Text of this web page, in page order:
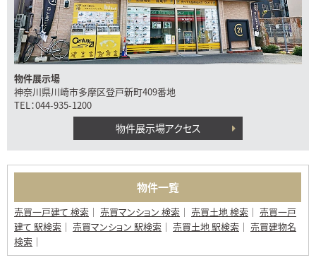
物件展示場
神奈川県川崎市多摩区登戸新町409番地
TEL：044-935-1200
物件展示場アクセス
物件一覧
売買一戸建て 検索 売買マンション 検索 売買土地 検索
売買一戸
建て 駅検索
売買マンション 駅検索 売買土地 駅検索
売買建物名
検索